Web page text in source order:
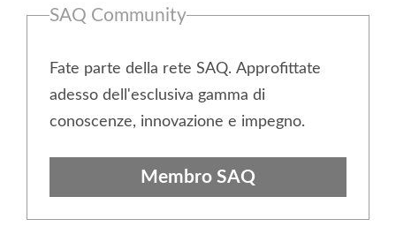
Colonna
SAQ Community
Fate parte della rete SAQ. Approfittate
adesso dell'esclusiva gamma di
conoscenze, innovazione e impegno.
Membro SAQ